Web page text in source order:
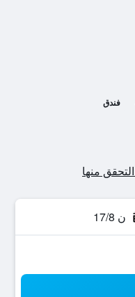
فندق
ن 17/8